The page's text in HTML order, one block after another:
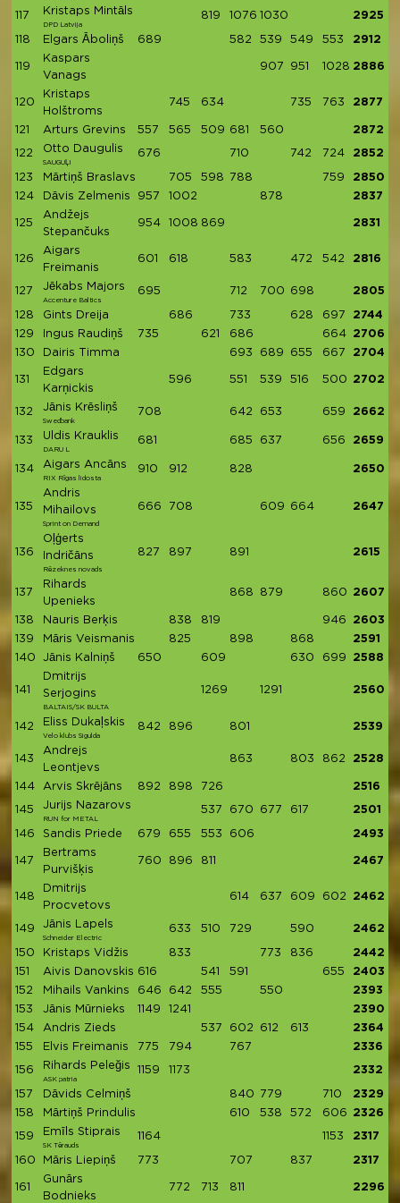
117 Kristaps Mintāls
DPD Latvija
819 1076 1030 2925
118 Elgars Āboliņš 689 582 539 549 553 2912
119
Kaspars
Vanags
907 951 1028 2886
120
Kristaps
Holštroms
745 634 735 763 2877
121 Arturs Grevins 557 565 509 681 560 2872
122 Otto Daugulis
SAUGUĻI
676 710 742 724 2852
123 Mārtiņš Braslavs 705 598 788 759
2850
124
Dāvis Zelmenis 957 1002 878 2837
125
Andžejs
Stepančuks
954 1008 869 2831
126
Aigars
Freimanis
601 618 583 472 542 2816
127 Jēkabs Majors
Accenture Baltics
695 712 700 698 2805
128 Gints Dreija 686 733 628 697
2744
129
Ingus Raudiņš 735 621 686 664
2706
130
Dairis Timma 693 689 655 667 2704
131
Edgars
Karņickis
596 551 539 516 500 2702
132 Jānis Krēsliņš
Swedbank
708 642 653 659 2662
133 Uldis Krauklis
DARU L
681 685 637 656 2659
134 Aigars Ancāns
RIX Rīgas lidosta
910 912 828 2650
135
Andris
Mihailovs
Sprint on Demand
666 708 609 664 2647
136
Oļģerts
Indričāns
Rēzeknes novads
827 897 891 2615
137
Rihards
Upenieks
868 879 860 2607
138 Nauris Berķis 838 819 946
2603
139
Māris Veismanis 825 898 868
2591
140
Jānis Kalniņš 650 609 630 699 2588
141
Dmitrijs
Serjogins
BALTAIS/SK BULTA
1269 1291 2560
142 Eliss Dukaļskis
Velo klubs Sigulda
842 896 801 2539
143
Andrejs
Leontjevs
863 803 862 2528
144 Arvis Skrējāns 892 898 726 2516
145 Jurijs Nazarovs
RUN for METAL
537 670 677 617 2501
146 Sandis Priede 679 655 553 606 2493
147
Bertrams
Purvišķis
760 896 811 2467
148
Dmitrijs
Procvetovs
614 637 609 602 2462
149 Jānis Lapels
Schneider Electric
633 510 729 590 2462
150 Kristaps Vidžis 833 773 836
2442
151
Aivis Danovskis 616 541 591 655
2403
152
Mihails Vankins 646 642 555 550
2393
153
Jānis Mūrnieks 1149 1241
2390
154
Andris Zieds 537 602 612 613
2364
155
Elvis Freimanis 775 794 767 2336
156 Rihards Peleğis
ASK patria
1159 1173 2332
157 Dāvids Celmiņš 840 779 710
2329
158
Mārtiņš Prindulis 610 538 572 606 2326
159 Emīls Stiprais
SK Tērauds
1164 1153 2317
160 Māris Liepiņš 773 707 837 2317
161
Gunārs
Bodnieks
772 713 811 2296